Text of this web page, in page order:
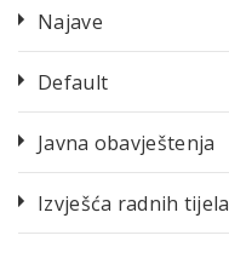
Najave
Default
Javna obavještenja
Izvješća radnih tijela